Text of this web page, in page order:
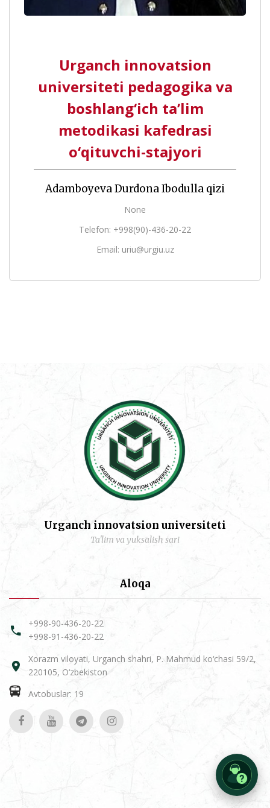
Urganch innovatsion
universiteti pedagogika va
boshlang‘ich ta’lim
metodikasi kafedrasi
o‘qituvchi-stajyori
Adamboyeva Durdona Ibodulla qizi
None
Telefon: +998(90)-436-20-22
Email: uriu@urgiu.uz
Urganch innovatsion universiteti
Ta'lim va yuksalish sari
Aloqa
+998-90-436-20-22
+998-91-436-20-22
Xorazm viloyati, Urganch shahri, P. Mahmud ko‘chasi 59/2,
220105, O‘zbekiston
Avtobuslar: 19